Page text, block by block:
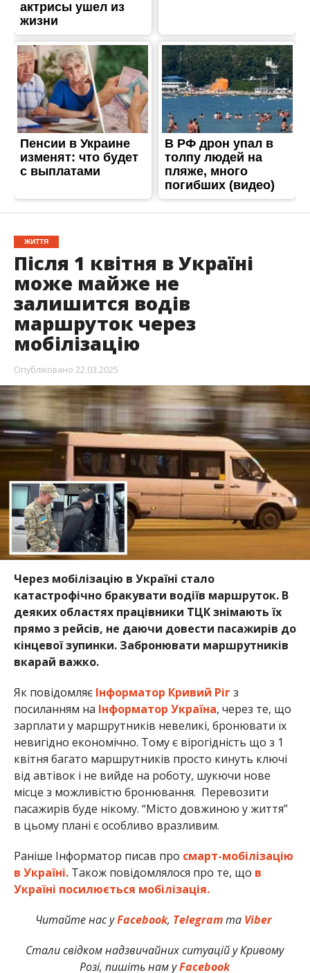
ЖИТТЯ
Після 1 квітня в Україні
може майже не
залишится водів
маршруток через
мобілізацію
Опубліковано 22.03.2025
Через мобілізацію в Україні стало
катастрофічно бракувати водіїв маршруток. В
деяких областях працівники ТЦК знімають їх
прямо з рейсів, не даючи довести пасажирів до
кінцевої зупинки. Забронювати маршрутників
вкарай важко.
Як повідомляє Інформатор Кривий Ріг з
посиланням на Інформатор Україна, через те, що
зарплати у маршрутників невеликі, бронювати їх
невигідно економічно. Тому є вірогідність що з 1
квітня багато маршрутників просто кинуть ключі
від автівок і не вийде на роботу, шукючи нове
місце з можливістю бронювання. Перевозити
пасажирів буде нікому. “Місто довжиною у життя”
в цьому плані є особливо вразливим.
Раніше Інформатор писав про смарт-мобілізацію
в Україні.Також повідомлялося про те, що в
Україні посилюється мобілізація.
Читайте нас уFacebook, Telegramта Viber
Стали свідком надзвичайних ситуацій у Кривому
Розі, пишіть нам уFacebook